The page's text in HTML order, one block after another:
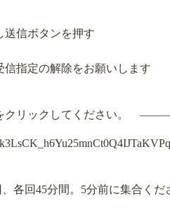
信ボタンを押す
指定の解除をお願いします
リックしてください。
各回45分間。5分前に集合くだ
、参加注意